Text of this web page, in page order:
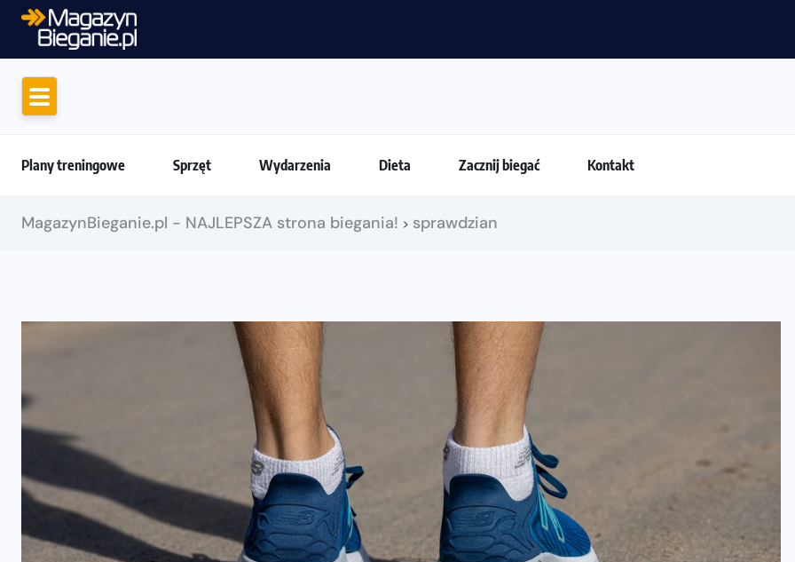
Plany treningowe Sprzęt Wydarzenia Dieta Zacznij biegać Kontakt
MagazynBieganie.pl - NAJLEPSZA strona biegania! > sprawdzian